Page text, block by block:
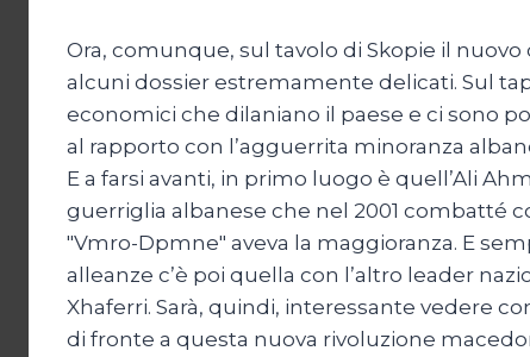
Ora, comunque, sul tavolo di Skopie il
alcuni dossier estremamente delicati. Sul
economici che dilaniano il paese e ci sono
al rapporto con l’agguerrita minoranza
E a farsi avanti, in primo luogo è quell’Ali
guerriglia albanese che nel 2001 combatté
"Vmro-Dpmne" aveva la maggioranza. E
alleanze c’è poi quella con l’altro leader
Xhaferri. Sarà, quindi, interessante vedere
di fronte a questa nuova rivoluzione